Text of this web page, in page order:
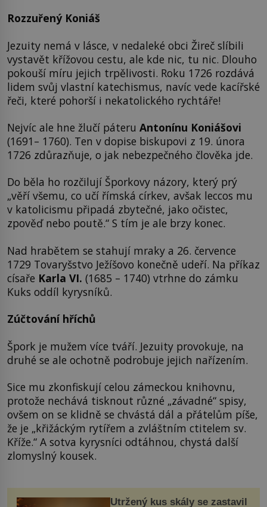
Rozzuřený Koniáš
Jezuity nemá v lásce, v nedaleké obci Žireč slíbili
vystavět křížovou cestu, ale kde nic, tu nic. Dlouho
pokouší míru jejich trpělivosti. Roku 1726 rozdává
lidem svůj vlastní katechismus, navíc vede kacířské
řeči, které pohorší i nekatolického rychtáře!
Nejvíc ale hne žlučí páteru Antonínu Koniášovi
(1691– 1760). Ten v dopise biskupovi z 19. února
1726 zdůrazňuje, o jak nebezpečného člověka jde.
Do běla ho rozčilují Šporkovy názory, který prý
„věří všemu, co učí římská církev, avšak leccos mu
v katolicismu připadá zbytečné, jako očistec,
zpověď nebo poutě.“ S tím je ale brzy konec.
Nad hrabětem se stahují mraky a 26. července
1729 Tovaryšstvo Ježíšovo konečně udeří. Na příkaz
císaře Karla VI. (1685 – 1740) vtrhne do zámku
Kuks oddíl kyrysníků.
Zúčtování hříchů
Špork je mužem více tváří. Jezuity provokuje, na
druhé se ale ochotně podrobuje jejich nařízením.
Sice mu zkonfiskují celou zámeckou knihovnu,
protože nechává tisknout různé „závadné“ spisy,
ovšem on se klidně se chvástá dál a přátelům píše,
že je „křižáckým rytířem a zvláštním ctitelem sv.
Kříže.“ A sotva kyrysníci odtáhnou, chystá další
zlomyslný kousek.
Utržený kus skály se zastavil